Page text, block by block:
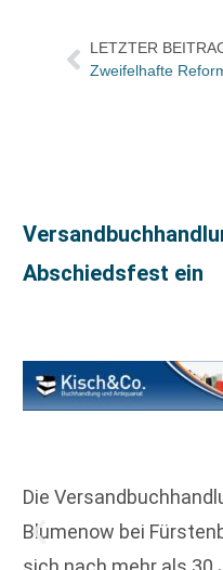
LETZTER
Zweifelhafte
Abschiedsfest ein
Die
Blumenow bei